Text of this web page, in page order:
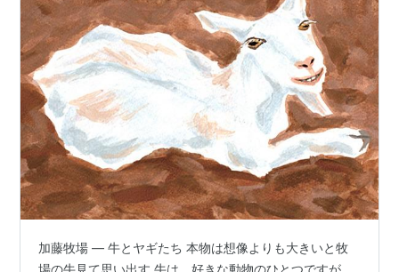
加藤牧場 — 牛とヤギたち 本物は想像よりも大きいと牧
場の牛見て思い出す 牛は、好きな動物のひとつですが、